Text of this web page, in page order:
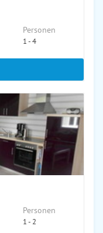
Personen
1 - 4
Personen
1 - 2